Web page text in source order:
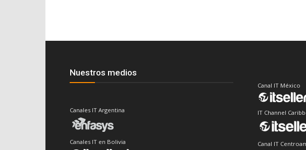
Nuestros medios
Canales IT Argentina
Canales IT en Bolivia
Canal IT México
IT Channel
Canal IT